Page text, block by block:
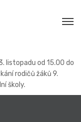
listopadu od 15.00 do
rodičů žáků 9.
školy.